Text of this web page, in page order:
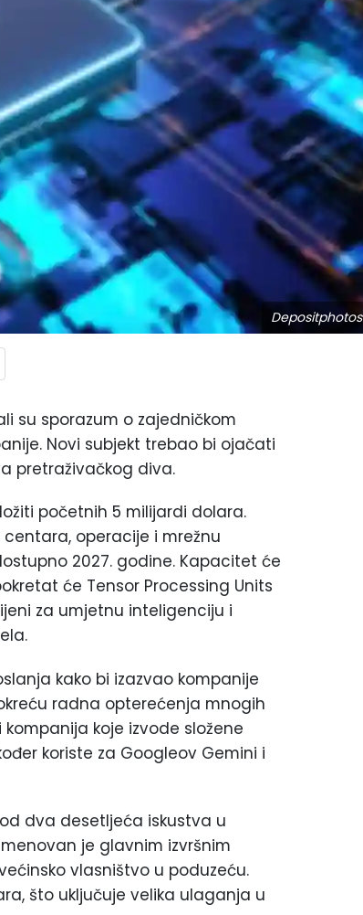
Depositphotos
su sporazum o zajedničkom
Novi subjekt trebao bi ojačati
pretraživačkog diva.
početnih 5 milijardi dolara.
operacije i mrežnu
2027. godine. Kapacitet će
će Tensor Processing Units
za umjetnu inteligenciju i
kako bi izazvao kompanije
radna opterećenja mnogih
koje izvode složene
koriste za Googleov Gemini i
dva desetljeća iskustva u
je glavnim izvršnim
vlasništvo u poduzeću.
što uključuje velika ulaganja u